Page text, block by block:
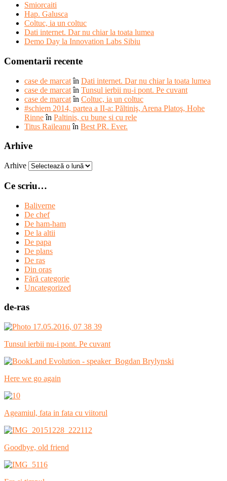
Smiorcaiti
Hap. Galusca
Coltuc, ia un coltuc
Dati internet. Dar nu chiar la toata lumea
Demo Day la Innovation Labs Sibiu
Comentarii recente
case de marcatîn Dati internet. Dar nu chiar la toata lumea
case de marcatîn Tunsul ierbii nu-i pont. Pe cuvant
case de marcatîn Coltuc, ia un coltuc
#schiem 2014, partea a II-a: Păltiniş, Arena Platoş, Hohe
Rinneîn Paltinis, cu bune si cu rele
Titus Raileanu în Best PR. Ever.
Arhive
Arhive
Ce scriu…
Baliverne
De chef
De ham-ham
De la altii
De papa
De plans
De ras
Din oras
Fără categorie
Uncategorized
de-ras
Tunsul ierbii nu-i pont. Pe cuvant
Here we go again
Ageamiul, fata in fata cu viitorul
Goodbye, old friend